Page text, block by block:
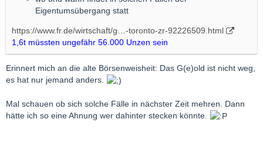
Eigentumsübergang statt
https://www.fr.de/wirtschaft/g…-toronto-zr-92226509.html
1,6t müssten ungefähr 56.000 Unzen sein
Erinnert mich an die alte Börsenweisheit: Das G(e)old ist nicht weg,
es hat nur jemand anders.
Mal schauen ob sich solche Fälle in nächster Zeit mehren. Dann
hätte ich so eine Ahnung wer dahinter stecken könnte.